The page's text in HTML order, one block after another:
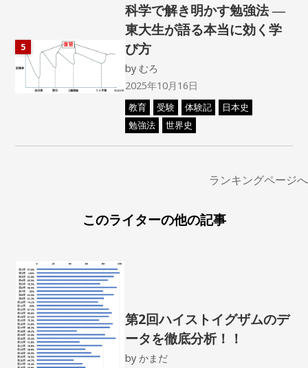
5
科学で解き明かす勉強法 ―
東大生が語る本当に効く学
び方
byむろ
2025年10月16日
教育 受験 体験記
日本史
勉強法
世界史
ランキングページへ
このライターの他の記事
第2回ハイストイグザムのデ
ータを徹底分析！！
byかまだ